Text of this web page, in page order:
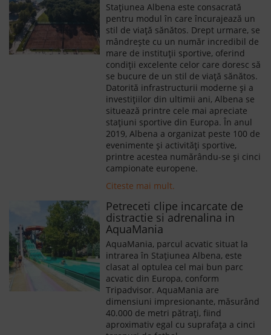
Staţiunea Albena este consacrată
pentru modul în care încurajează un
stil de viaţă sănătos. Drept urmare, se
mândreşte cu un număr incredibil de
mare de instituţii sportive, oferind
condiţii excelente celor care doresc să
se bucure de un stil de viaţă sănătos.
Datorită infrastructurii moderne şi a
investiţiilor din ultimii ani, Albena se
situează printre cele mai apreciate
stațiuni sportive din Europa. În anul
2019, Albena a organizat peste 100 de
evenimente și activități sportive,
printre acestea numărându-se și cinci
campionate europene.
Citeste mai mult.
Petreceti clipe incarcate de
distractie si adrenalina in
AquaMania
AquaMania, parcul acvatic situat la
intrarea în Stațiunea Albena, este
clasat al optulea cel mai bun parc
acvatic din Europa, conform
Tripadvisor. AquaMania are
dimensiuni impresionante, măsurând
40.000 de metri pătrați, fiind
aproximativ egal cu suprafața a cinci